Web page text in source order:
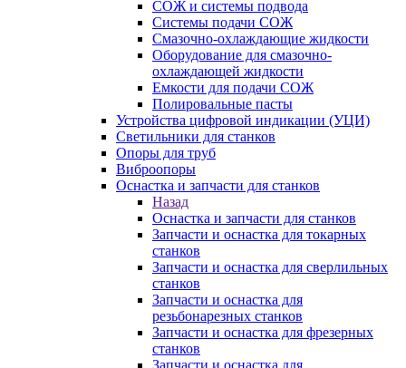
СОЖ и системы подвода
Системы подачи СОЖ
Смазочно-охлаждающие жидкости
Оборудование для смазочно-
охлаждающей жидкости
Емкости для подачи СОЖ
Полировальные пасты
Устройства цифровой индикации (УЦИ)
Светильники для станков
Опоры для труб
Виброопоры
Оснастка и запчасти для станков
Назад
Оснастка и запчасти для станков
Запчасти и оснастка для токарных
станков
Запчасти и оснастка для сверлильных
станков
Запчасти и оснастка для
резьбонарезных станков
Запчасти и оснастка для фрезерных
станков
Запчасти и оснастка для